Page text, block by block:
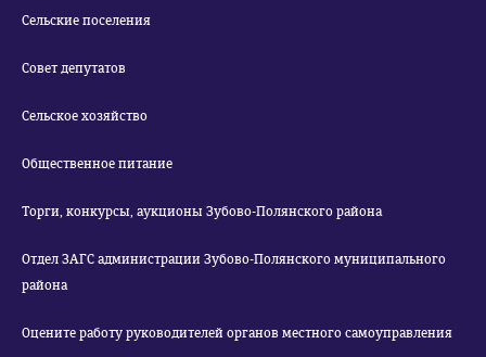
Сельские поселения
Совет депутатов
Сельское хозяйство
Общественное питание
Торги, конкурсы, аукционы Зубово-Полянского района
Отдел ЗАГС администрации Зубово-Полянского муниципального
района
Оцените работу руководителей органов местного самоуправления